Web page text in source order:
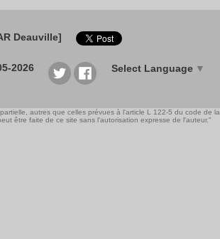
Deauville]
2026 Select Language ▼
autres que celles prévues à l'article L 122-5 du code de la
être faite de ce site sans l'autorisation expresse de l'auteur."